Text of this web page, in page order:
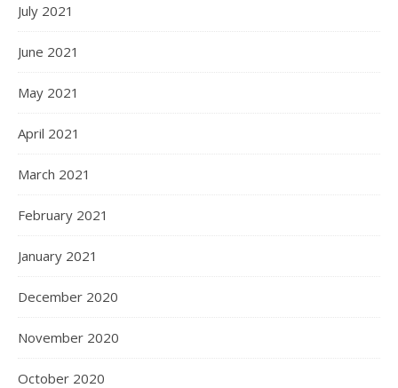
July 2021
June 2021
May 2021
April 2021
March 2021
February 2021
January 2021
December 2020
November 2020
October 2020